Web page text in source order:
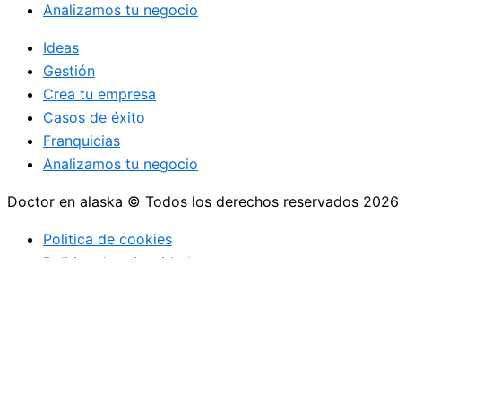
Analizamos tu negocio
Ideas
Gestión
Crea tu empresa
Casos de éxito
Franquicias
Analizamos tu negocio
Doctor en alaska © Todos los derechos reservados 2026
Politica de cookies
Politica de privacidad